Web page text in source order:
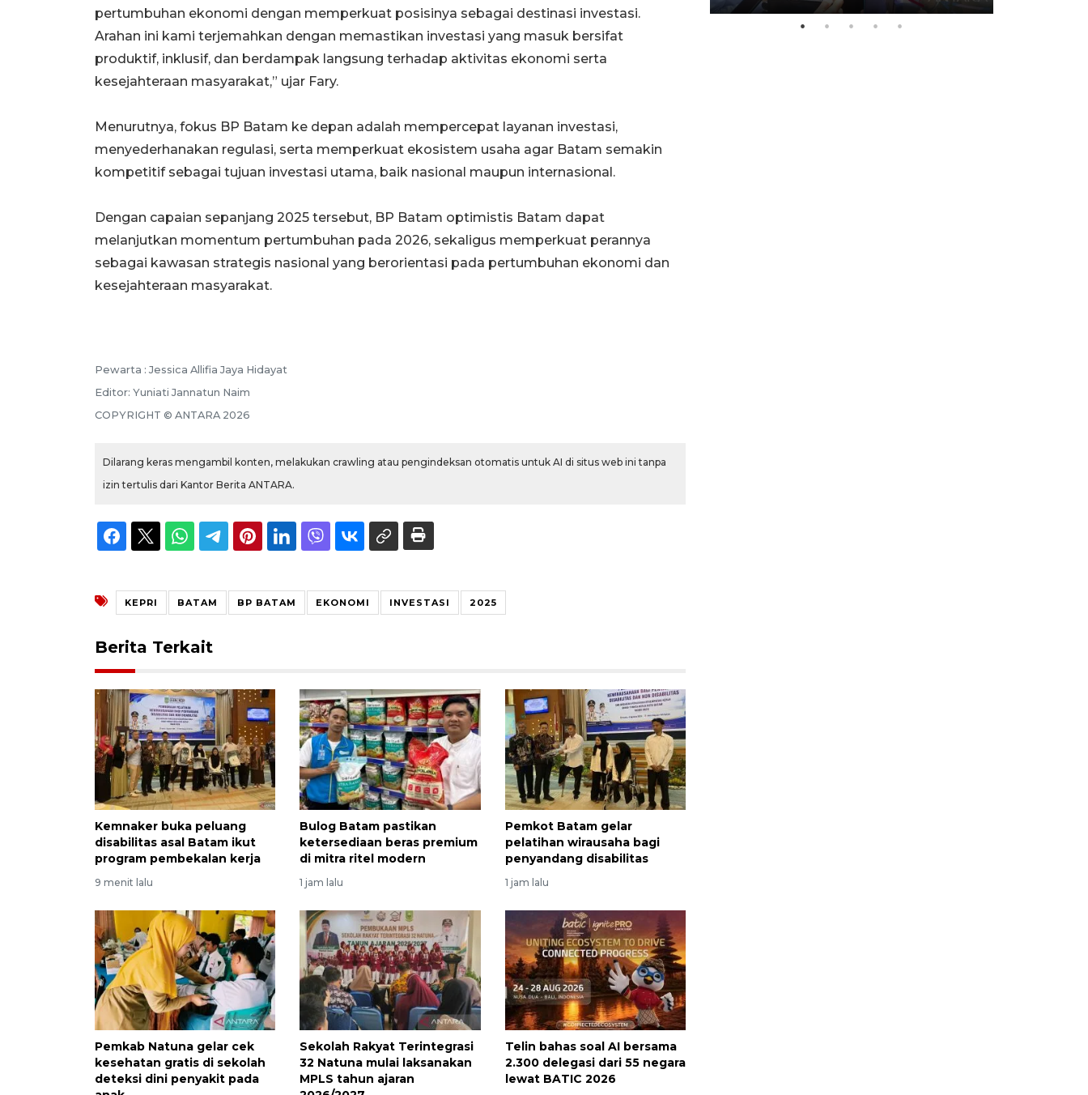
pertumbuhan ekonomi dengan memperkuat posisinya sebagai destinasi investasi.
Arahan ini kami terjemahkan dengan memastikan investasi yang masuk bersifat
produktif, inklusif, dan berdampak langsung terhadap aktivitas ekonomi serta
kesejahteraan masyarakat,” ujar Fary.
Menurutnya, fokus BP Batam ke depan adalah mempercepat layanan investasi,
menyederhanakan regulasi, serta memperkuat ekosistem usaha agar Batam semakin
kompetitif sebagai tujuan investasi utama, baik nasional maupun internasional.
Dengan capaian sepanjang 2025 tersebut, BP Batam optimistis Batam dapat
melanjutkan momentum pertumbuhan pada 2026, sekaligus memperkuat perannya
sebagai kawasan strategis nasional yang berorientasi pada pertumbuhan ekonomi dan
kesejahteraan masyarakat.
Pewarta : Jessica Allifia Jaya Hidayat
Editor: Yuniati Jannatun Naim
COPYRIGHT © ANTARA 2026
Dilarang keras mengambil konten, melakukan crawling atau pengindeksan otomatis untuk AI di situs web ini tanpa
izin tertulis dari Kantor Berita ANTARA.
KEPRI BATAM BP BATAM EKONOMI INVESTASI 2025
Berita Terkait
Kemnaker buka peluang
disabilitas asal Batam ikut
program pembekalan kerja
9 menit lalu
Bulog Batam pastikan
ketersediaan beras premium
di mitra ritel modern
1 jam lalu
Pemkot Batam gelar
pelatihan wirausaha bagi
penyandang disabilitas
1 jam lalu
Pemkab Natuna gelar cek
kesehatan gratis di sekolah
deteksi dini penyakit pada
Sekolah Rakyat Terintegrasi
32 Natuna mulai laksanakan
MPLS tahun ajaran
Telin bahas soal AI bersama
2.300 delegasi dari 55 negara
lewat BATIC 2026